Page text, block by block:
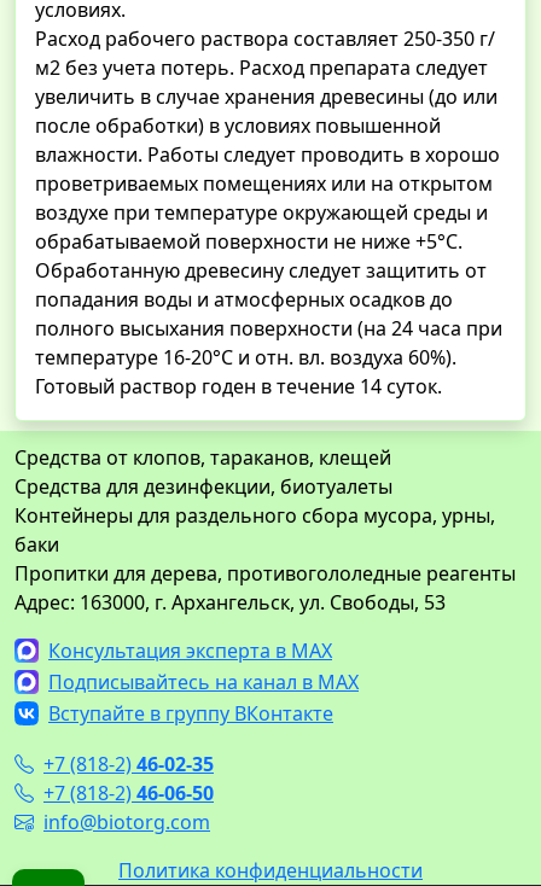
условиях.
Расход рабочего раствора составляет 250-350 г/
м2 без учета потерь. Расход препарата следует
увеличить в случае хранения древесины (до или
после обработки) в условиях повышенной
влажности. Работы следует проводить в хорошо
проветриваемых помещениях или на открытом
воздухе при температуре окружающей среды и
обрабатываемой поверхности не ниже +5°С.
Обработанную древесину следует защитить от
попадания воды и атмосферных осадков до
полного высыхания поверхности (на 24 часа при
температуре 16-20°С и отн. вл. воздуха 60%).
Готовый раствор годен в течение 14 суток.
Средства от клопов, тараканов, клещей
Средства для дезинфекции, биотуалеты
Контейнеры для раздельного сбора мусора, урны,
баки
Пропитки для дерева, противогололедные реагенты
Адрес: 163000, г. Архангельск, ул. Свободы, 53
Консультация эксперта в MAX
Подписывайтесь на канал в MAX
Вступайте в группу ВКонтакте
+7 (818-2)46-02-35
+7 (818-2)46-06-50
info@biotorg.com
Политика конфиденциальности